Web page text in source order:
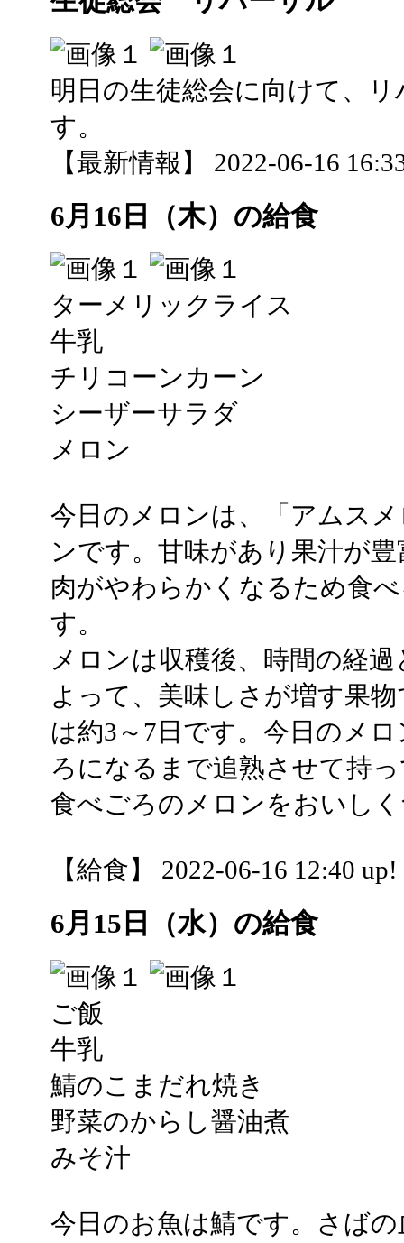
明日の生徒総会に向けて、
す。
【最新情報】 2022-06-16
6月16日（木）の給食
ターメリックライス
牛乳
チリコーンカーン
シーザーサラダ
メロン
今日のメロンは、「アムス
ンです。甘味があり果汁が
肉がやわらかくなるため食
す。
メロンは収穫後、時間の経
よって、美味しさが増す果
は約3～7日です。今日のメ
ろになるまで追熟させて持
食べごろのメロンをおいし
【給食】 2022-06-16 12:40 up!
6月15日（水）の給食
ご飯
牛乳
鯖のこまだれ焼き
野菜のからし醤油煮
みそ汁
今日のお魚は鯖です。さば